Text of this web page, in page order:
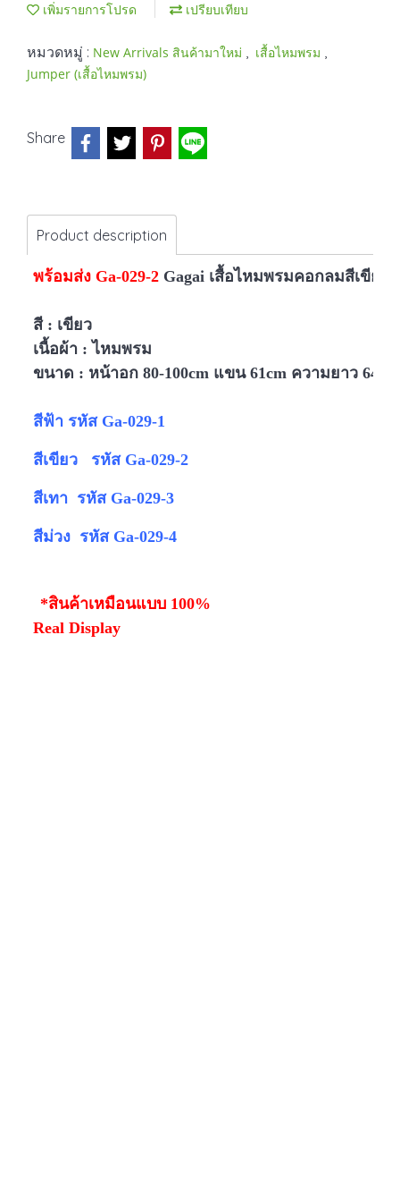
เพิ่มรายการโปรด เปรียบเทียบ
หมวดหมู่ : New Arrivals สินค้ามาใหม่ , เสื้อไหมพรม ,
Jumper (เสื้อไหมพรม)
Share
Product description
พร้อมส่ง Ga-029-2 Gagai เสื้อไหมพรมคอกลมสีเขีย
สี : เขียว
เนื้อผ้า : ไหมพรม
ขนาด : หน้าอก 80-100cm แขน 61cm ความยาว
สีฟ้า รหัส Ga-029-1
สีเขียว รหัส Ga-029-2
สีเทา รหัส Ga-029-3
สีม่วง รหัส Ga-029-4
*สินค้าเหมือนแบบ 100%
Real Display